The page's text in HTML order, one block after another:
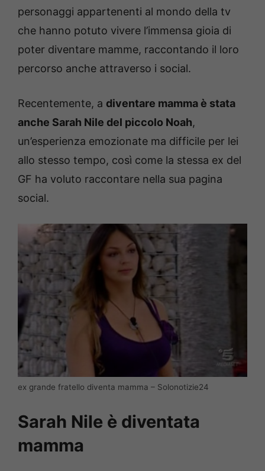
personaggi appartenenti al mondo della tv
che hanno potuto vivere l’immensa gioia di
poter diventare mamme, raccontando il loro
percorso anche attraverso i social.
Recentemente, a diventare mamma è stata
anche Sarah Nile del piccolo Noah,
un’esperienza emozionate ma difficile per lei
allo stesso tempo, così come la stessa ex del
GF ha voluto raccontare nella sua pagina
social.
ex grande fratello diventa mamma – Solonotizie24
Sarah Nile è diventata
mamma